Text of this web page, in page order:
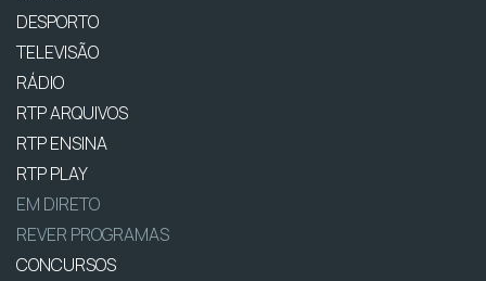
DESPORTO
TELEVISÃO
RÁDIO
RTP ARQUIVOS
RTP ENSINA
RTP PLAY
EM DIRETO
REVER PROGRAMAS
CONCURSOS